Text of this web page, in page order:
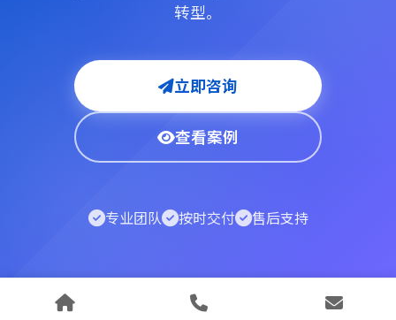
转型。
立即咨询
查看案例
专业团队 按时交付 售后支持